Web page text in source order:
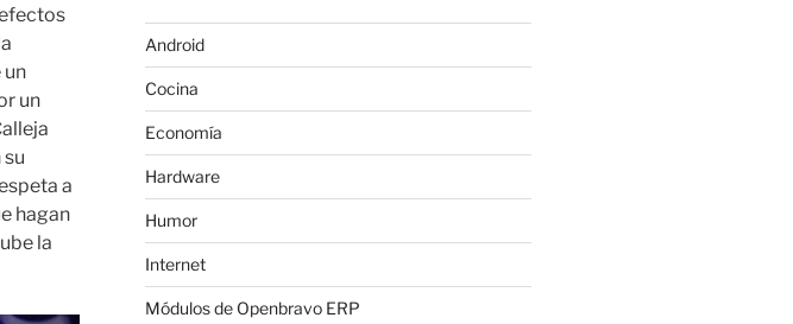
un
un
a
hagan
la
Android
Cocina
Economía
Hardware
Humor
Internet
Módulos de Openbravo ERP